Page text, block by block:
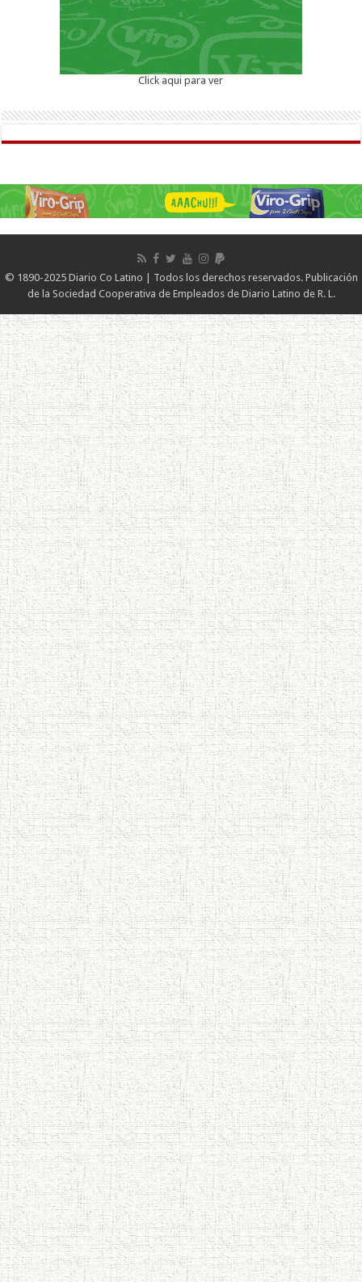
Click aqui para ver
© 1890-2025 Diario Co Latino | Todos los derechos reservados. Publicación
de la Sociedad Cooperativa de Empleados de Diario Latino de R. L.